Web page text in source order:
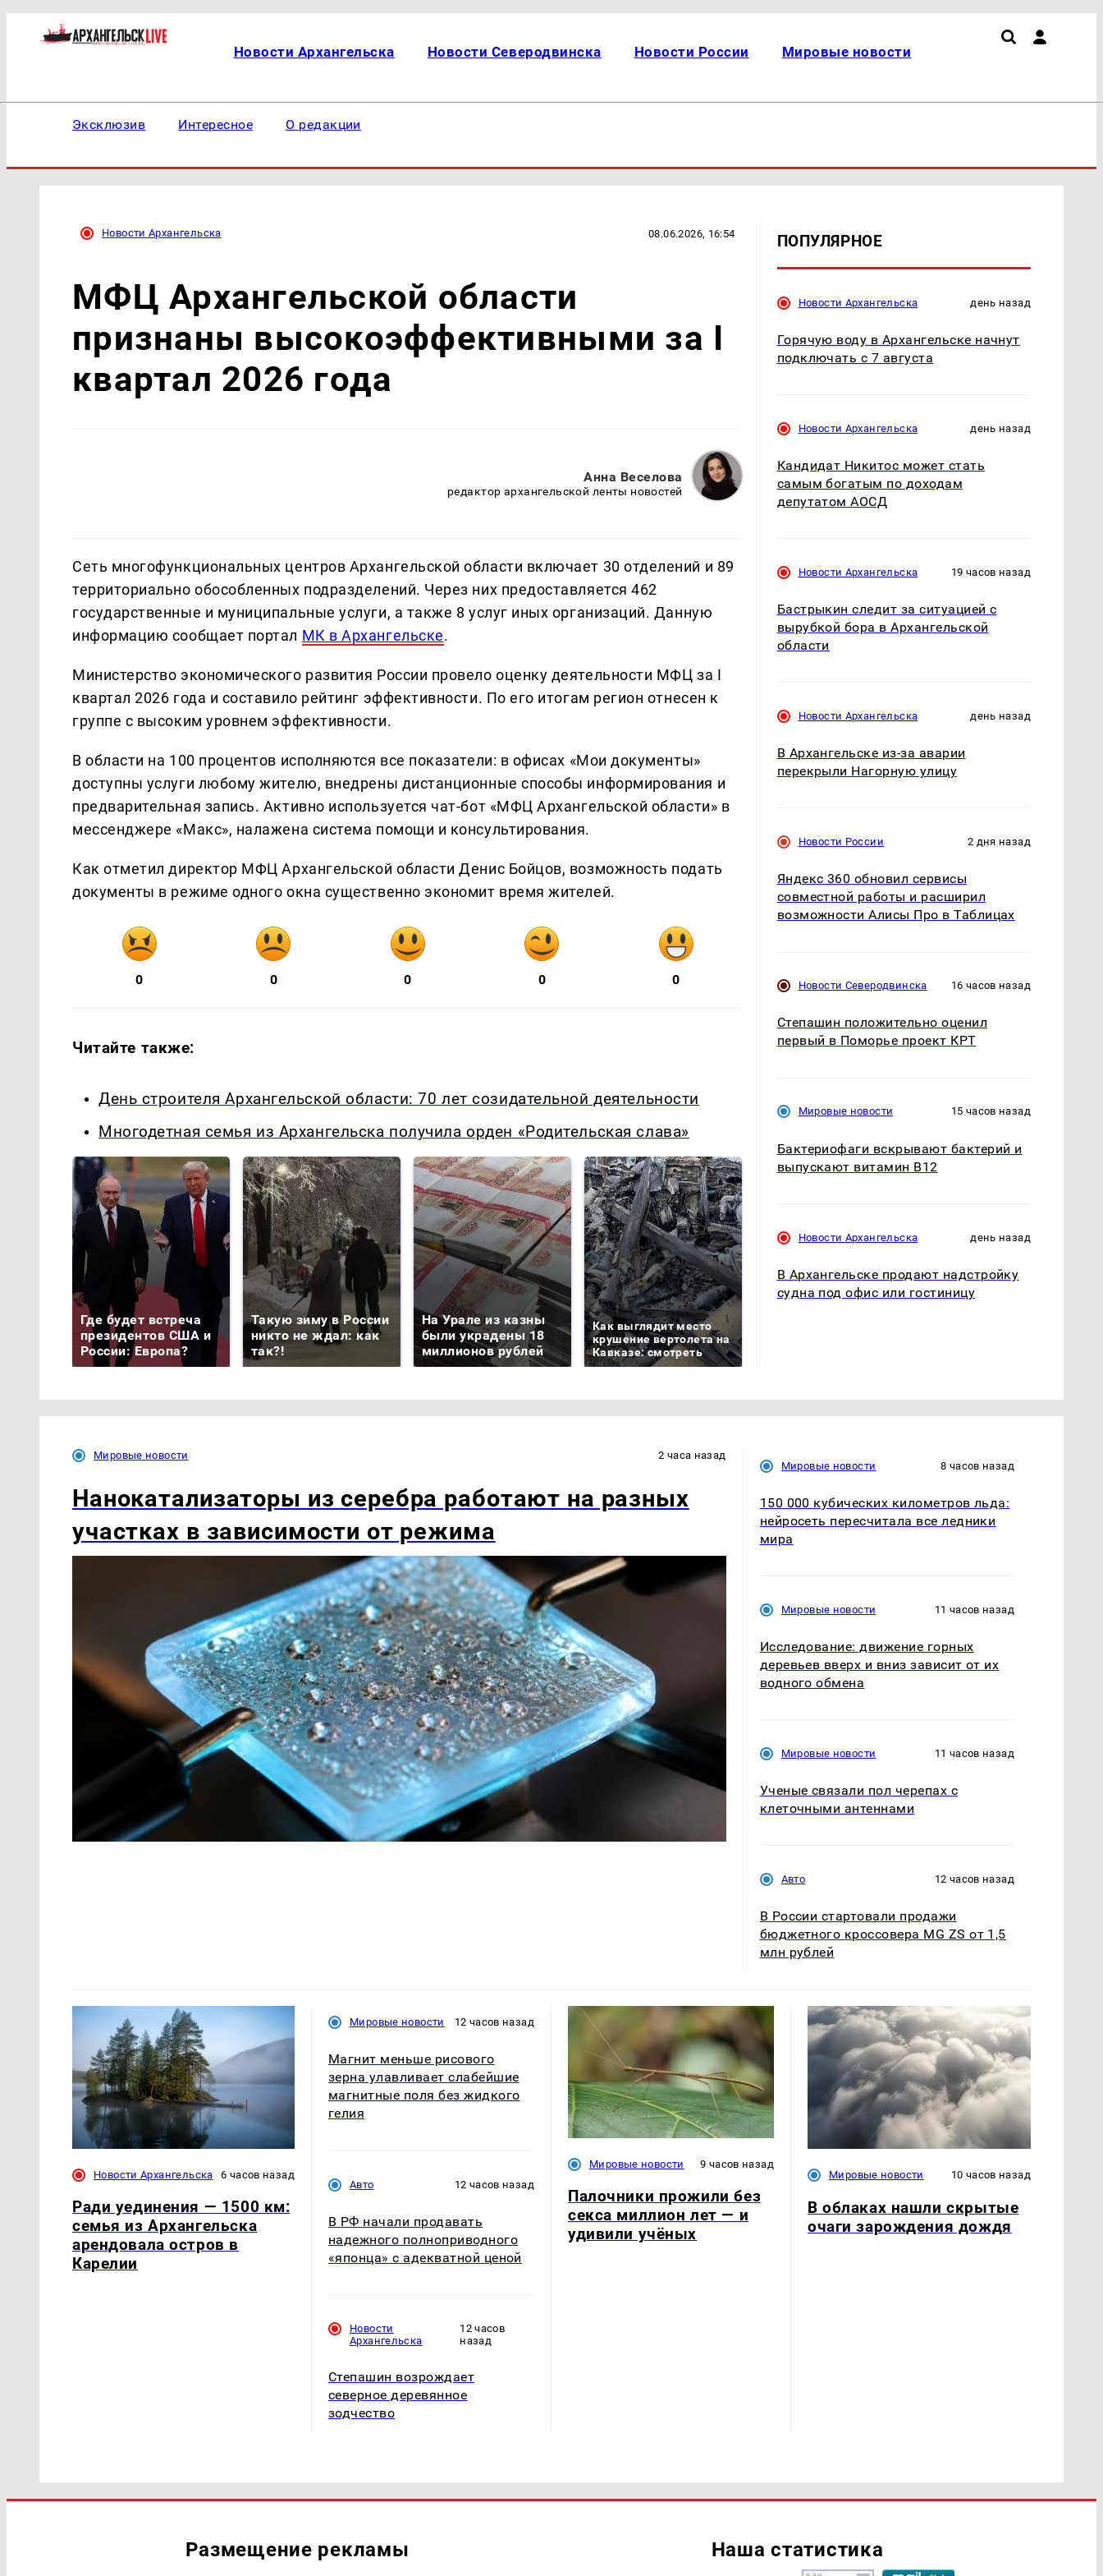
Новости Архангельска Новости Северодвинска Новости России Мировые новости
Эксклюзив Интересное О редакции
Новости Архангельска 08.06.2026, 16:54
МФЦ Архангельской области
признаны высокоэффективными за I
квартал 2026 года
Анна Веселова
редактор архангельской ленты новостей
Сеть многофункциональных центров Архангельской области включает 30 отделений и 89
территориально обособленных подразделений. Через них предоставляется 462
государственные и муниципальные услуги, а также 8 услуг иных организаций. Данную
информацию сообщает портал МК в Архангельске.
Министерство экономического развития России провело оценку деятельности МФЦ за I
квартал 2026 года и составило рейтинг эффективности. По его итогам регион отнесен к
группе с высоким уровнем эффективности.
В области на 100 процентов исполняются все показатели: в офисах «Мои документы»
доступны услуги любому жителю, внедрены дистанционные способы информирования и
предварительная запись. Активно используется чат-бот «МФЦ Архангельской области» в
мессенджере «Макс», налажена система помощи и консультирования.
Как отметил директор МФЦ Архангельской области Денис Бойцов, возможность подать
документы в режиме одного окна существенно экономит время жителей.
0 0 0 0 0
Читайте также:
День строителя Архангельской области: 70 лет созидательной деятельности
Многодетная семья из Архангельска получила орден «Родительская слава»
Где будет встреча
президентов США и
России: Европа?
Такую зиму в России
никто не ждал: как
так?!
На Урале из казны
были украдены 18
миллионов рублей
Как выглядит место
крушение вертолета на
Кавказе: смотреть
ПОПУЛЯРНОЕ
Новости Архангельска день назад
Горячую воду в Архангельске начнут
подключать с 7 августа
Новости Архангельска день назад
Кандидат Никитос может стать
самым богатым по доходам
депутатом АОСД
Новости Архангельска 19 часов назад
Бастрыкин следит за ситуацией с
вырубкой бора в Архангельской
области
Новости Архангельска день назад
В Архангельске из-за аварии
перекрыли Нагорную улицу
Новости России 2 дня назад
Яндекс 360 обновил сервисы
совместной работы и расширил
возможности Алисы Про в Таблицах
Новости Северодвинска 16 часов назад
Степашин положительно оценил
первый в Поморье проект КРТ
Мировые новости 15 часов назад
Бактериофаги вскрывают бактерий и
выпускают витамин B12
Новости Архангельска день назад
В Архангельске продают надстройку
судна под офис или гостиницу
Мировые новости 2 часа назад
Нанокатализаторы из серебра работают на разных
участках в зависимости от режима
Мировые новости 8 часов назад
150 000 кубических километров льда:
нейросеть пересчитала все ледники
мира
Мировые новости 11 часов назад
Исследование: движение горных
деревьев вверх и вниз зависит от их
водного обмена
Мировые новости 11 часов назад
Ученые связали пол черепах с
клеточными антеннами
Авто 12 часов назад
В России стартовали продажи
бюджетного кроссовера MG ZS от 1,5
млн рублей
Новости Архангельска 6 часов назад
Ради уединения — 1500 км:
семья из Архангельска
арендовала остров в
Карелии
Мировые новости 12 часов назад
Магнит меньше рисового
зерна улавливает слабейшие
магнитные поля без жидкого
гелия
Авто 12 часов назад
В РФ начали продавать
надежного полноприводного
«японца» с адекватной ценой
Новости
Архангельска
12 часов
назад
Степашин возрождает
северное деревянное
зодчество
Мировые новости 9 часов назад
Палочники прожили без
секса миллион лет — и
удивили учёных
Мировые новости 10 часов назад
В облаках нашли скрытые
очаги зарождения дождя
Размещение рекламы Наша статистика